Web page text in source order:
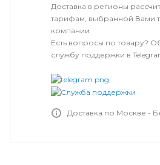
Доставка в регионы
тарифам, выбранной Вами
компании.
Есть вопросы по товару?
службу поддержки в
Доставка по Москве -